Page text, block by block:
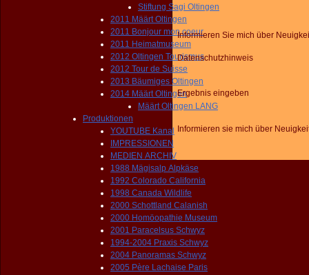
Stiftung Sagi Oltingen
2011 Määrt Oltingen
2011 Bonjour mon coeur
2011 Heimatmuseum
2012 Oltingen Tourismus
2012 Tour de Suisse
2013 Bäumiges Oltingen
2014 Määrt Oltingen
Määrt Oltingen LANG
Produktionen
YOUTUBE Kanal
IMPRESSIONEN
MEDIEN ARCHIV
1988 Mägisalp Alpkäse
1992 Colorado California
1998 Canada Wildlife
2000 Schottland Calanish
2000 Homöopathie Museum
2001 Paracelsus Schwyz
1994-2004 Praxis Schwyz
2004 Panoramas Schwyz
2005 Père Lachaise Paris
Informieren Sie mich über
Datenschutzhinweis
Ergebnis eingeben
Informieren sie mich über